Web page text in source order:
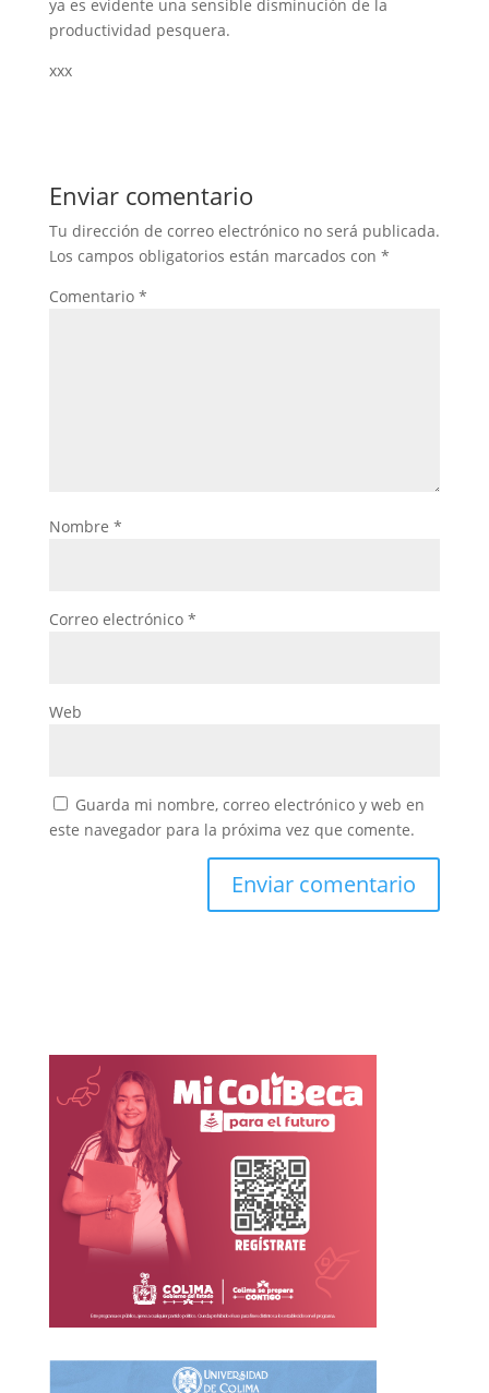
ya es evidente una sensible disminución de la
productividad pesquera.
xxx
Enviar comentario
Tu dirección de correo electrónico no será publicada.
Los campos obligatorios están marcados con *
Comentario *
Nombre *
Correo electrónico *
Web
Guarda mi nombre, correo electrónico y web en
este navegador para la próxima vez que comente.